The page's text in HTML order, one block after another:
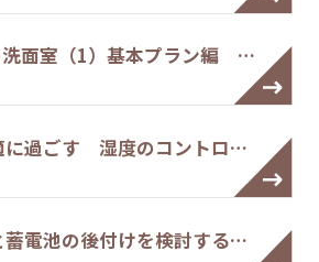
洗面室（1）基本プラン編 …
過ごす 湿度のコントロ…
電池の後付けを検討する…